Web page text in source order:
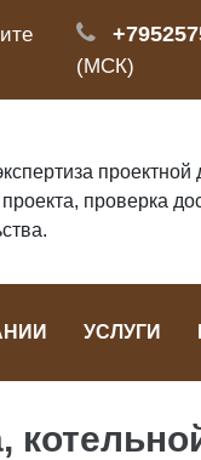
(МСК)
проверка
УСЛУГИ